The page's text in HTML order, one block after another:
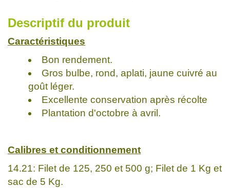
Descriptif du produit
Caractéristiques
Bon rendement.
Gros bulbe, rond, aplati, jaune cuivré au
goût léger.
Excellente conservation après récolte
Plantation d'octobre à avril.
Calibres et conditionnement
14.21: Filet de 125, 250 et 500 g; Filet de 1 Kg et
sac de 5 Kg.